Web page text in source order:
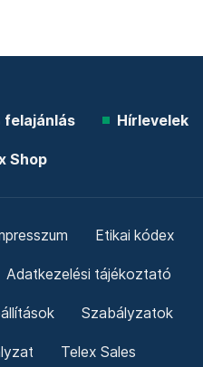
felajánlás Hírlevelek
Shop
Etikai kódex
Adatkezelési tájékoztató
Szabályzatok
Telex Sales